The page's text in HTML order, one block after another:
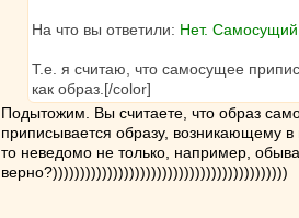
На что вы ответили: Нет. Самосущий
Т.е. я считаю, что самосущее
как образ.[/color]
Подытожим. Вы считаете, что образ
приписывается образу, возникающему
то неведомо не только, например,
верно?)))))))))))))))))))))))))))))))))))))))))))